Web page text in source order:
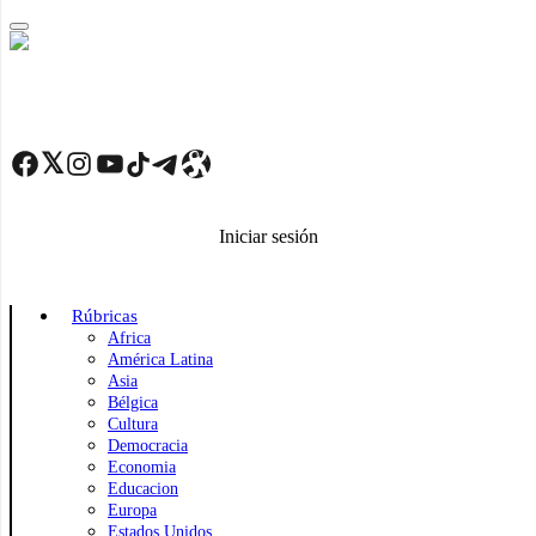
Skip
to
Facebook Twitter Instagram YouTube TikTok Telegram Enlace
Iniciar sesión
Rúbricas
Africa
América Latina
Asia
Bélgica
Cultura
Democracia
Economia
Educacion
Europa
Estados Unidos